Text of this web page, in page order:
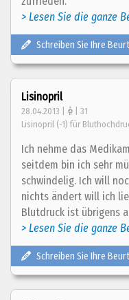
> Lesen Sie die ganze
Schreiben Sie Ihre
Lisinopril
28.04.2013 | | 31
Lisinopril (-1) für
Ich nehme das
seitdem bin ich sehr
schwindelig. Ich will
nichts ändert will ich
Blutdruck ist übrigens
> Lesen Sie die ganze
Schreiben Sie Ihre